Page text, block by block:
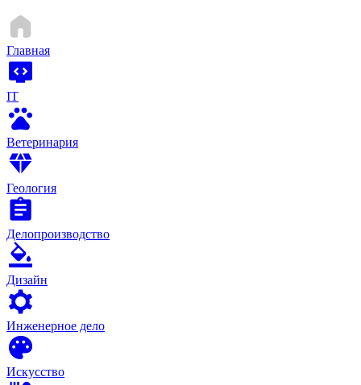
Главная
IT
Ветеринария
Геология
Делопроизводство
Дизайн
Инженерное дело
Искусство